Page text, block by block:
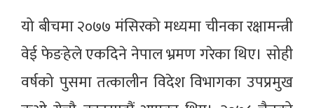
यो बीचमा २०७७ मंसिरको मध्यमा चीनका रक्षामन्त्री
वेई फेङहेले एकदिने नेपाल भ्रमण गरेका थिए। सोही
वर्षको पुसमा तत्कालीन विदेश विभागका उपप्रमुख